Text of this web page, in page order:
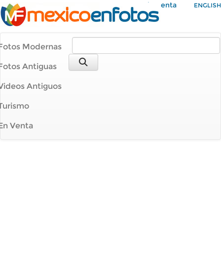
Mi Cuenta ENGLISH
Modernas
Antiguas
Antiguos
Venta